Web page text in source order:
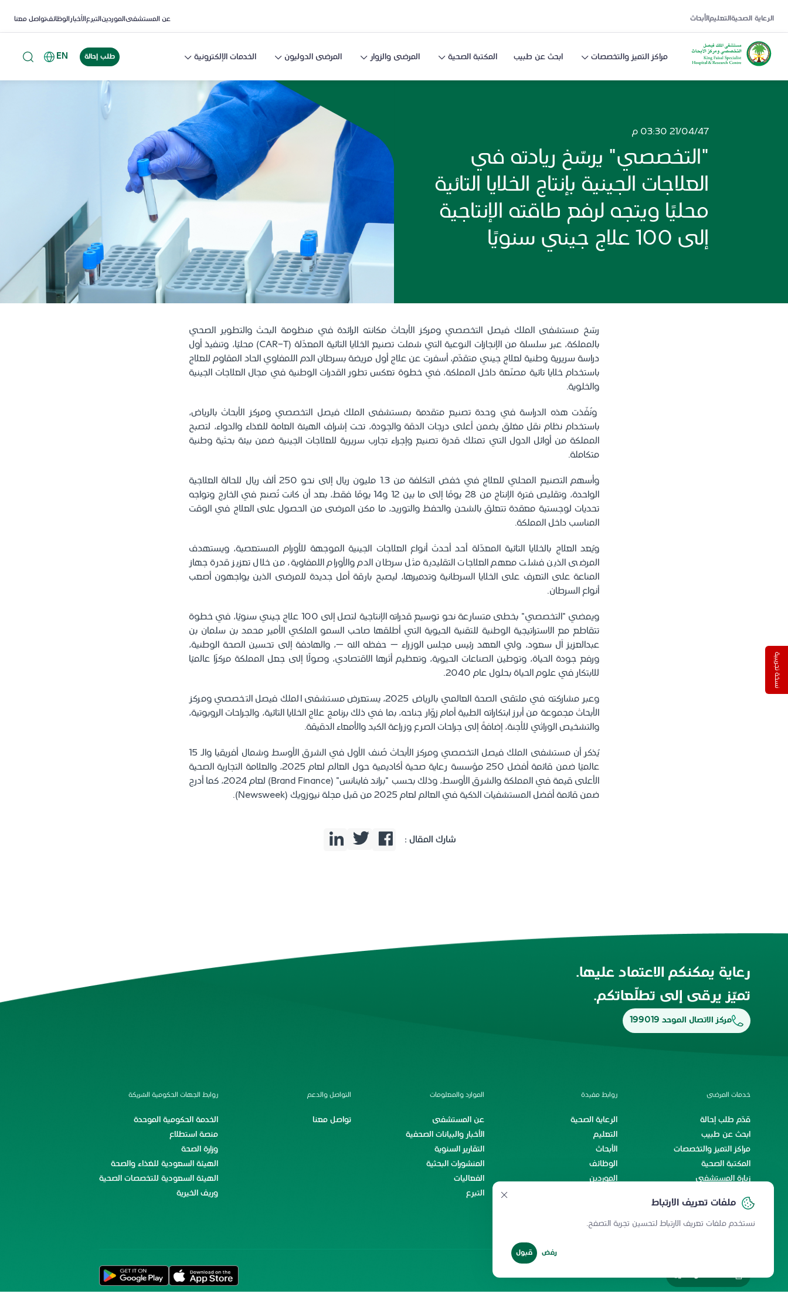
الرعاية الصحيةالتعليمالأبحاث عن المستشفىالموردينالتبرعالأخبارالوظائفتواصل معنا
مراكز التميز والتخصصات ابحث عن طبيب المكتبة الصحية المرضى والزوار المرضى الدوليون الخدمات الإلكترونية طلب إحالة EN
21/04/47 03:30 م
"التخصصي" يرسّخ ريادته في
العلاجات الجينية بإنتاج الخلايا التائية
محليًا ويتجه لرفع طاقته الإنتاجية
إلى 100 علاج جيني سنويًا
رسّخ مستشفى الملك فيصل التخصصي ومركز الأبحاث مكانته الرائدة في منظومة البحث والتطوير الصحي
بالمملكة، عبر سلسلة من الإنجازات النوعية التي شملت تصنيع الخلايا التائية المعدّلة (CAR-T) محليًا، وتنفيذ أول
دراسة سريرية وطنية لعلاج جيني متقدّم، أسفرت عن علاج أول مريضة بسرطان الدم اللمفاوي الحاد المقاوم للعلاج
باستخدام خلايا تائية مصنّعة داخل المملكة، في خطوة تعكس تطور القدرات الوطنية في مجال العلاجات الجينية
والخلوية.
ونُفّذت هذه الدراسة في وحدة تصنيع متقدمة بمستشفى الملك فيصل التخصصي ومركز الأبحاث بالرياض،
باستخدام نظام نقل مغلق يضمن أعلى درجات الدقة والجودة، تحت إشراف الهيئة العامة للغذاء والدواء، لتصبح
المملكة من أوائل الدول التي تمتلك قدرة تصنيع وإجراء تجارب سريرية للعلاجات الجينية ضمن بيئة بحثية وطنية
متكاملة.
وأسهم التصنيع المحلي للعلاج في خفض التكلفة من 1.3 مليون ريال إلى نحو 250 ألف ريال للحالة العلاجية
الواحدة، وتقليص فترة الإنتاج من 28 يومًا إلى ما بين 12 و14 يومًا فقط، بعد أن كانت تُصنع في الخارج وتواجه
تحديات لوجستية معقدة تتعلق بالشحن والحفظ والتوريد، ما مكن المرضى من الحصول على العلاج في الوقت
المناسب داخل المملكة.
ويُعد العلاج بالخلايا التائية المعدّلة أحد أحدث أنواع العلاجات الجينية الموجهة للأورام المستعصية، ويستهدف
المرضى الذين فشلت معهم العلاجات التقليدية مثل سرطان الدم والأورام اللمفاوية، من خلال تعزيز قدرة جهاز
المناعة على التعرف على الخلايا السرطانية وتدميرها، ليصبح بارقة أمل جديدة للمرضى الذين يواجهون أصعب
أنواع السرطان.
ويمضي "التخصصي" بخطى متسارعة نحو توسيع قدراته الإنتاجية لتصل إلى 100 علاج جيني سنويًا، في خطوة
تتقاطع مع الاستراتيجية الوطنية للتقنية الحيوية التي أطلقها صاحب السمو الملكي الأمير محمد بن سلمان بن
عبدالعزيز آل سعود، ولي العهد رئيس مجلس الوزراء – حفظه الله –، والهادفة إلى تحسين الصحة الوطنية،
ورفع جودة الحياة، وتوطين الصناعات الحيوية، وتعظيم أثرها الاقتصادي، وصولًا إلى جعل المملكة مركزًا عالميًا
للابتكار في علوم الحياة بحلول عام 2040.
وعبر مشاركته في ملتقى الصحة العالمي بالرياض 2025، يستعرض مستشفى الملك فيصل التخصصي ومركز
الأبحاث مجموعة من أبرز ابتكاراته الطبية أمام زوّار جناحه، بما في ذلك برنامج علاج الخلايا التائية، والجراحات الروبوتية،
والتشخيص الوراثي للأجنة، إضافةً إلى جراحات الصرع وزراعة الكبد والأمعاء الدقيقة.
يُذكر أن مستشفى الملك فيصل التخصصي ومركز الأبحاث صُنف الأول في الشرق الأوسط وشمال أفريقيا والـ 15
عالميًا ضمن قائمة أفضل 250 مؤسسة رعاية صحية أكاديمية حول العالم لعام 2025، والعلامة التجارية الصحية
الأعلى قيمة في المملكة والشرق الأوسط، وذلك بحسب "براند فاينانس" (Brand Finance) لعام 2024، كما أدرج
ضمن قائمة أفضل المستشفيات الذكية في العالم لعام 2025 من قبل مجلة نيوزويك (Newsweek).
شارك المقال :
ملفات تعريف الارتباط
نستخدم ملفات تعريف الارتباط لتحسين تجربة التصفح.
رفض قبول
رعاية يمكنكم الاعتماد عليها.
تميّز يرقى إلى تطلّعاتكم.
مركز الاتصال الموحد 199019
خدمات المرضى
قدّم طلب إحالة
ابحث عن طبيب
مراكز التميز والتخصصات
المكتبة الصحية
زيارة المستشفى
رحلة المريض الدولي
رحلة الاستشفاء والسكينة
روابط مفيدة
الرعاية الصحية
التعليم
الأبحاث
الوظائف
الموردين
الموارد والمعلومات
عن المستشفى
الأخبار والبيانات الصحفية
التقارير السنوية
المنشورات البحثية
الفعاليات
التبرع
التواصل والدعم
تواصل معنا
روابط الجهات الحكومية الشريكة
الخدمة الحكومية الموحدة
منصة استطلاع
وزارة الصحة
الهيئة السعودية للغذاء والصحة
الهيئة السعودية للتخصصات الصحية
وريف الخيرية
خدمات الموظفين
نسخة تجريبية